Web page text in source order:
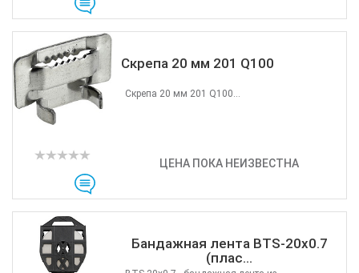
Скрепа 20 мм 201 Q100
ЦЕНА ПОКА НЕИЗВЕСТНА
Скрепа 20 мм 201 Q100...
Бандажная лента BTS-20x0.7
(плас...